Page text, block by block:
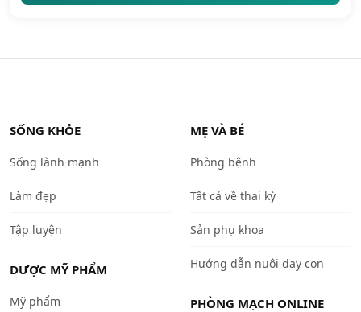
SỐNG KHỎE
Sống lành mạnh
Làm đẹp
Tập luyện
DƯỢC MỸ PHẨM
Mỹ phẩm
MẸ VÀ BÉ
Phòng bệnh
Tất cả về thai kỳ
Sản phụ khoa
Hướng dẫn nuôi dạy con
PHÒNG MẠCH ONLINE